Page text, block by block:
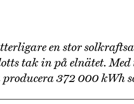
en stor
tak in på elnätet.
372 000 kWh